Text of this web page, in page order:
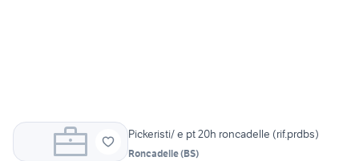
Pickeristi/ e pt 20h roncadelle (rif.prdbs)
Roncadelle(BS)